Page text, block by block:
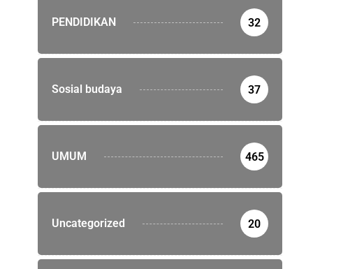
PENDIDIKAN 32
Sosial budaya 37
UMUM 465
Uncategorized 20